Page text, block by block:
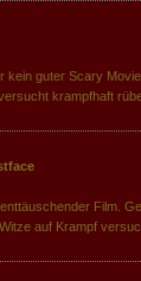
kein guter Scary
krampfhaft
Film.
auf Krampf